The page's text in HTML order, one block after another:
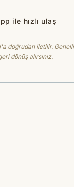
ile hızlı ulaş
doğrudan iletilir.
dönüş alırsınız.